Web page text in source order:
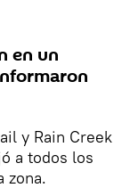
en un
y Rain Creek
a todos los
zona.